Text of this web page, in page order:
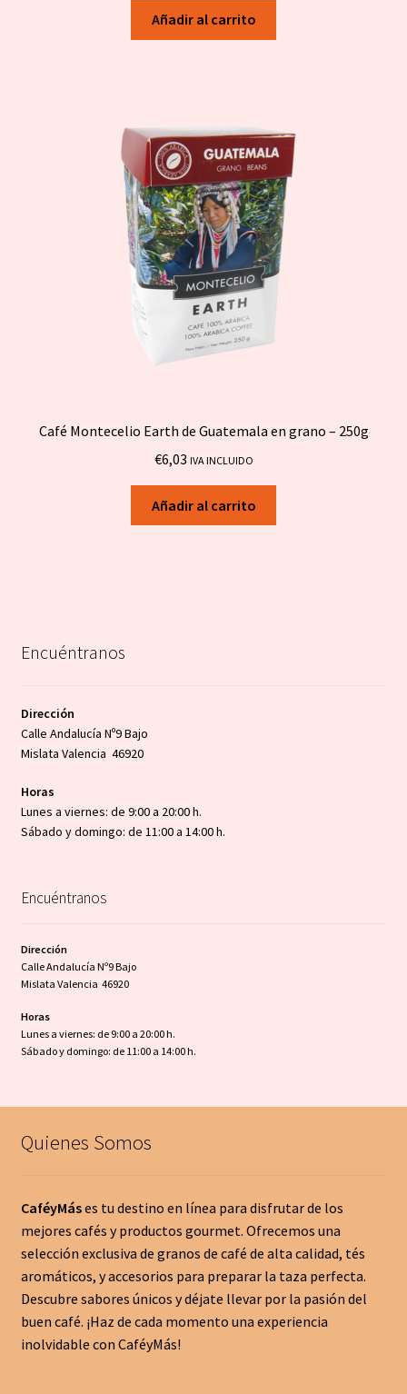
Añadir al carrito
Café Montecelio Earth de Guatemala en grano – 250g
€6,03 IVA INCLUIDO
Añadir al carrito
Encuéntranos
Dirección
Calle Andalucía Nº9 Bajo
Mislata Valencia 46920
Horas
Lunes a viernes: de 9:00 a 20:00 h.
Sábado y domingo: de 11:00 a 14:00 h.
Encuéntranos
Dirección
Calle Andalucía Nº9 Bajo
Mislata Valencia 46920
Horas
Lunes a viernes: de 9:00 a 20:00 h.
Sábado y domingo: de 11:00 a 14:00 h.
Quienes Somos
CaféyMáses tu destino en línea para disfrutar de los
mejores cafés y productos gourmet. Ofrecemos una
selección exclusiva de granos de café de alta calidad, tés
aromáticos, y accesorios para preparar la taza perfecta.
Descubre sabores únicos y déjate llevar por la pasión del
buen café. ¡Haz de cada momento una experiencia
inolvidable con CaféyMás!